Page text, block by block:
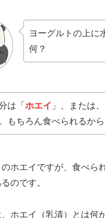
ヨーグルトの上に
何？
は「 ホエイ 」、または
もちろん食べられるから
ホエイですが、食べら
のです。
ホエイ（乳清）とは何